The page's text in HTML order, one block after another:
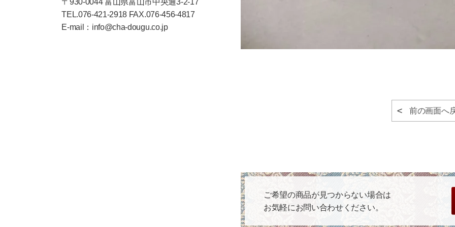
前の画面へ
ご希望の商品が見つからない場合は
お気軽にお問い合わせください。
TEL.076-421-2918 FAX.076-456-4817
E-mail：info@cha-dougu.co.jp